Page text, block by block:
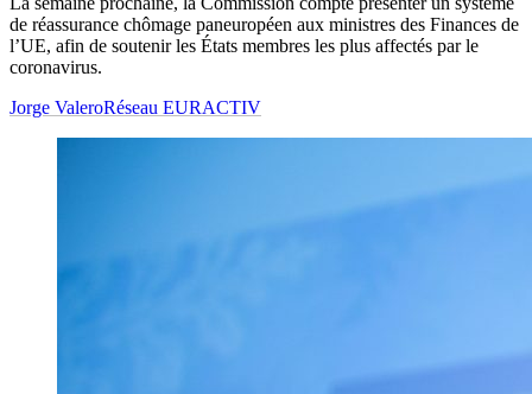
de réassurance chômage paneuropéen aux ministres des Finances de
l’UE, afin de soutenir les États membres les plus affectés par le
coronavirus.
Jorge ValeroRéseau EURACTIV